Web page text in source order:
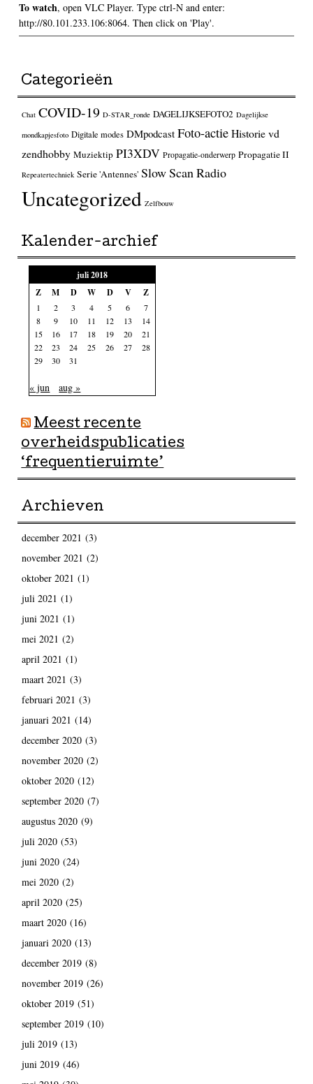
To watch, open VLC Player. Type ctrl-N and enter:
http://80.101.233.106:8064. Then click on 'Play'.
Categorieën
Chat COVID-19 D-STAR_ronde DAGELIJKSEFOTO2 Dagelijkse
mondkapjesfoto Digitale modes DMpodcast Foto-actieHistorie vd
zendhobby Muziektip PI3XDV Propagatie-onderwerp Propagatie II
Repeatertechniek Serie 'Antennes' Slow Scan Radio
Uncategorized Zelfbouw
Kalender-archief
juli 2018
Z
M D W D V Z
1 2 3 4 5 6
7
8
9 10 11 12 13
14
15
16 17 18 19 20
21
22
23 24 25 26 27
28
29
30 31
« jun aug »
Meest recente
overheidspublicaties
‘frequentieruimte’
Archieven
december 2021 (3)
november 2021 (2)
oktober 2021 (1)
juli 2021 (1)
juni 2021 (1)
mei 2021 (2)
april 2021 (1)
maart 2021 (3)
februari 2021 (3)
januari 2021 (14)
december 2020(3)
november 2020(2)
oktober 2020(12)
september 2020(7)
augustus 2020(9)
juli 2020(53)
juni 2020(24)
mei 2020(2)
april 2020(25)
maart 2020(16)
januari 2020(13)
december 2019(8)
november 2019(26)
oktober 2019(51)
september 2019(10)
juli 2019(13)
juni 2019(46)